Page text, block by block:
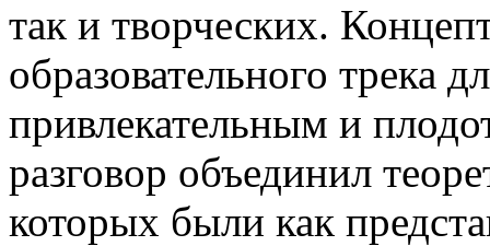
так и творческих.
образовательного трека
привлекательным и
разговор объединил
которых были как